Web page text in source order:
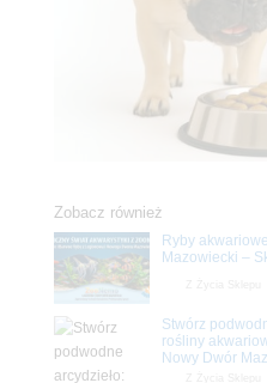
Zobacz również
Ryby
Mazowiecki –
Stwórz
rośliny
Nowy Dwór